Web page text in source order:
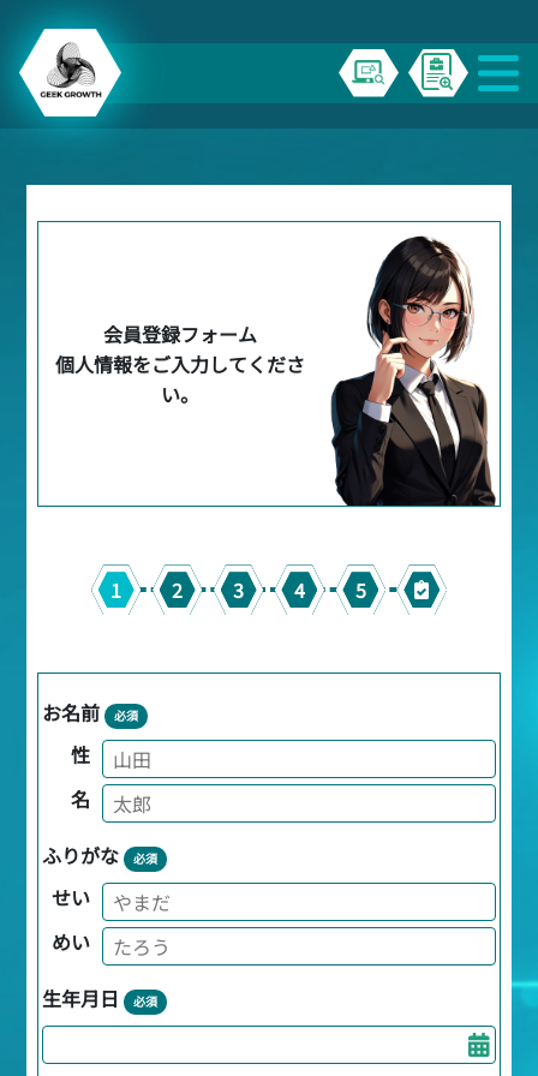
会員登録フォーム
個人情報をご入力してくださ
い。
1 2 3 4 5
お名前 必須
性
名
ふりがな 必須
せい
めい
生年月日 必須